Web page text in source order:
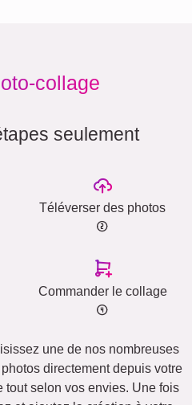
collage
seulement
Téléverser des photos
Commander le collage
une de nos nombreuses
directement depuis votre
selon vos envies. Une fois